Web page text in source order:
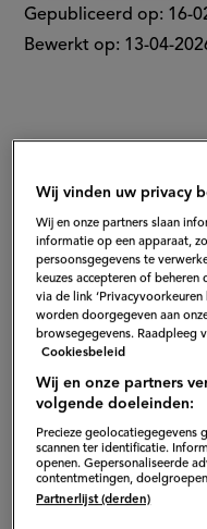
Gepubliceerd op: 16-
Bewerkt op: 13-04-
Wij vinden uw privacy
Wij en onze partners slaan
informatie op een apparaat,
persoonsgegevens te
keuzes accepteren of
via de link ‘Privacyvoorkeuren
worden doorgegeven aan
browsegegevens. Raadpleeg
Cookiesbeleid
Wij en onze partners
volgende doeleinden:
Precieze geolocatiegegevens
scannen ter identificatie.
openen. Gepersonaliseerde
contentmetingen,
Partnerlijst (derden)